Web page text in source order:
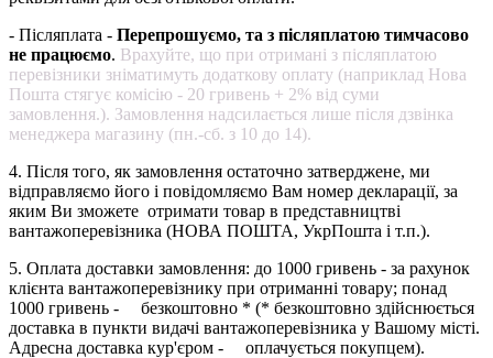
- Післяплата - Перепрошуємо, та з післяплатою тимчасово
не працюємо. Врахуйте, що при отримані з післяплатою
перевізники зніматимуть додаткову оплату (наприклад Нова
Пошта стягує комісію - 20 гривень + 2% від суми
замовлення.). Замовлення надсилається лише після дзвінка
менеджера магазину (пн.-сб. з 10 до 14).
4. Після того, як замовлення остаточно затверджене, ми
відправляємо його і повідомляємо Вам номер декларації, за
яким Ви зможете отримати товар в представництві
вантажоперевізника (НОВА ПОШТА, УкрПошта і т.п.).
5. Оплата доставки замовлення: до 1000 гривень - за рахунок
клієнта вантажоперевізнику при отриманні товару; понад
1000 гривень - безкоштовно * (* безкоштовно здійснюється
доставка в пункти видачі вантажоперевізника у Вашому місті.
Адресна доставка кур'єром - оплачується покупцем).